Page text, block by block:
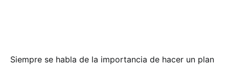
Siempre se habla de la importancia de hacer un plan